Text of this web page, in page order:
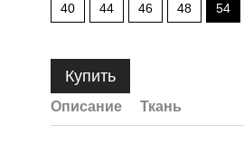
40 44 46 48 54
Купить
Описание Ткань